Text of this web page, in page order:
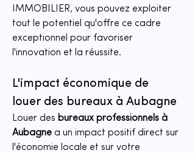
IMMOBILIER, vous pouvez exploiter
tout le potentiel qu'offre ce cadre
exceptionnel pour favoriser
l'innovation et la réussite.
L'impact économique de
louer des bureaux à Aubagne
Louer des bureaux professionnels à
Aubagne a un impact positif direct sur
l'économie locale et sur votre